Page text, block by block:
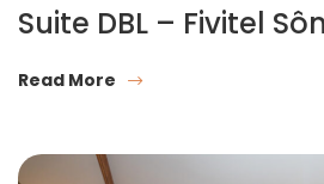
Suite DBL – Fivitel
Read More